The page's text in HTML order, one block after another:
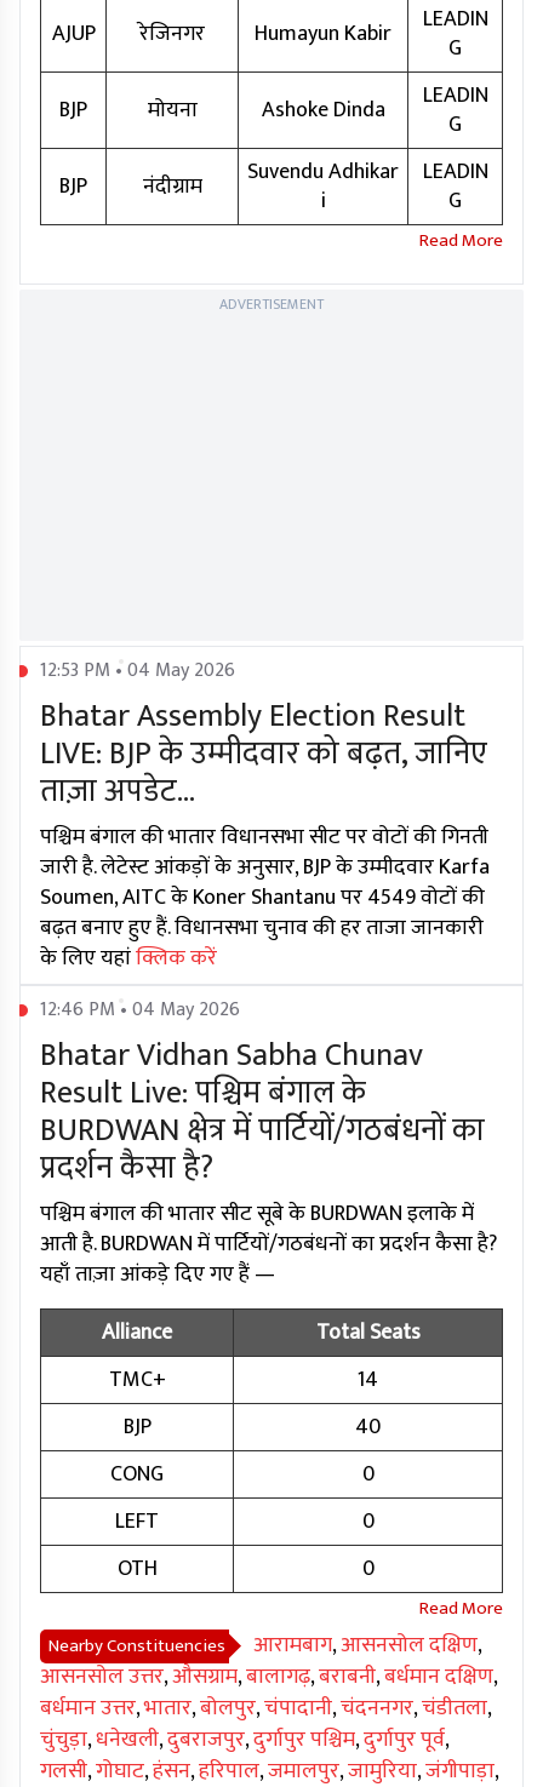
AJUP
रेजिनगर Humayun Kabir
LEADIN
G
BJP
मोयना Ashoke Dinda
LEADIN
G
BJP
नंदीग्राम
Suvendu Adhikar
i
LEADIN
G
ADVERTISEMENT
12:53 PM • 04 May 2026
Bhatar Assembly Election Result
LIVE: BJP के उम्मीदवार को बढ़त, जानिए
ताज़ा अपडेट...
पश्चिम बंगाल की भातार विधानसभा सीट पर वोटों की गिनती
जारी है. लेटेस्ट आंकड़ों के अनुसार, BJP के उम्मीदवार Karfa
Soumen, AITC के Koner Shantanu पर 4549 वोटों की
बढ़त बनाए हुए हैं. विधानसभा चुनाव की हर ताजा जानकारी
के लिए यहांक्लिक करें
12:46 PM • 04 May 2026
Bhatar Vidhan Sabha Chunav
Result Live: पश्चिम बंगाल के
BURDWAN क्षेत्र में पार्टियों/गठबंधनों का
प्रदर्शन कैसा है?
पश्चिम बंगाल की भातार सीट सूबे के BURDWAN इलाके में
आती है. BURDWAN में पार्टियों/गठबंधनों का प्रदर्शन कैसा है?
यहाँ ताज़ा आंकड़े दिए गए हैं —
Alliance
Total Seats
TMC+
14
BJP
40
CONG
0
LEFT
0
OTH
0
Nearby Constituencies आरामबाग,आसनसोल दक्षिण,
आसनसोल उत्तर,औसग्राम,बालागढ़,बराबनी,बर्धमान दक्षिण,
बर्धमान उत्तर,भातार,बोलपुर,चंपादानी,चंदननगर,चंडीतला,
चुंचुड़ा,धनेखली,दुबराजपुर,दुर्गापुर पश्चिम,दुर्गापुर पूर्व,
गलसी,गोघाट,हंसन,हरिपाल,जमालपुर,जामुरिया,जंगीपाड़ा,